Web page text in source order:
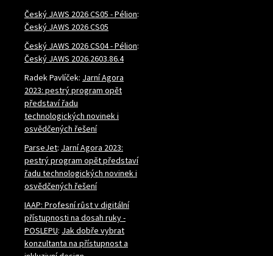
Český JAWS 2026 CS05 - Pélion:
Český JAWS 2026 CS05
Český JAWS 2026 CS04 - Pélion:
Český JAWS 2026.2603.86.4
Radek Pavlíček: Jarní Agora
2023: pestrý program opět
představí řadu
technologických novinek i
osvědčených řešení
ParseJet: Jarní Agora 2023:
pestrý program opět představí
řadu technologických novinek i
osvědčených řešení
IAAP: Profesní růst v digitální
přístupnosti na dosah ruky -
POSLEPU: Jak dobře vybrat
konzultanta na přístupnost a